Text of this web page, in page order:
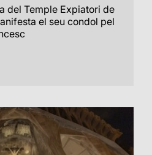
del Temple Expiatori de
el seu condol pel